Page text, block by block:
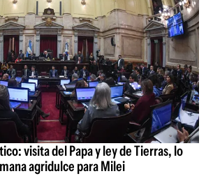
visita del Papa y ley de Tierras, lo
agridulce para Milei